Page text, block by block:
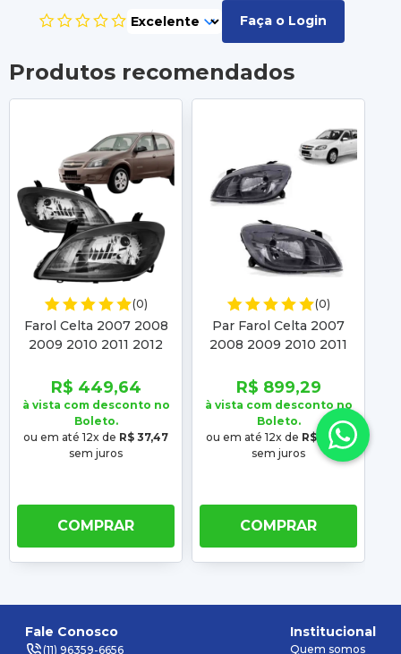
Faça o Login
Produtos recomendados
(0)
Farol Celta 2007 2008
2009 2010 2011 2012
2007 2008 2009 2010
2011 2012
R$ 449,64
à vista com desconto no
Boleto.
ou em até 12x de R$ 37,47
sem juros
COMPRAR
(0)
Par Farol Celta 2007
2008 2009 2010 2011
Prisma 2007 2008
2009 2010 2011 2012
R$ 899,29
à vista com desconto no
Boleto.
ou em até 12x de R$ 74,94
sem juros
COMPRAR
Fale Conosco
(11) 96359-6656
Institucional
Quem somos